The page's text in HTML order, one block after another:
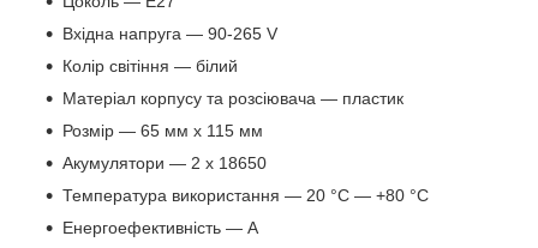
Вхідна напруга — 90-265 V
Колір світіння — білий
Матеріал корпусу та розсіювача — пластик
Розмір — 65 мм х 115 мм
Акумулятори — 2 x 18650
Температура використання — 20 °C — +80 °C
Енергоефективність — А